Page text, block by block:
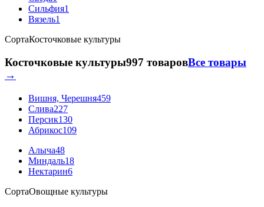
Сильфия1
Вязель1
СортаКосточковые культуры
Косточковые культуры997 товаровВсе товары
→
Вишня, Черешня459
Слива227
Персик130
Абрикос109
Алыча48
Миндаль18
Нектарин6
СортаОвощные культуры